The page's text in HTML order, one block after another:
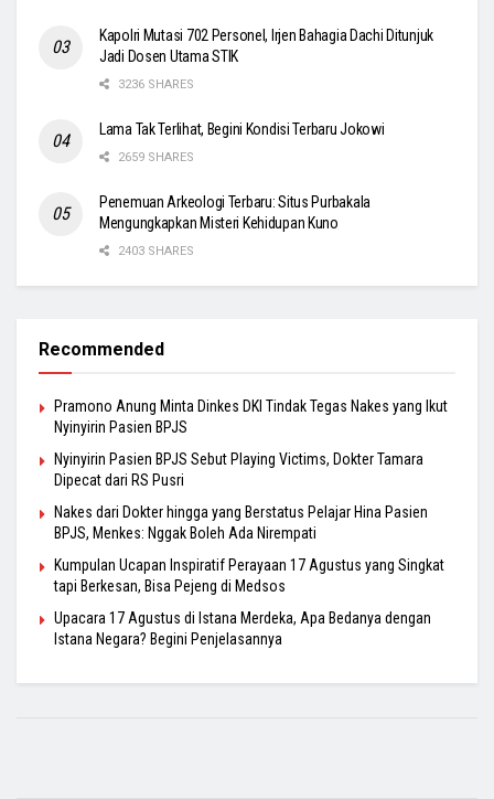
Kapolri Mutasi 702 Personel, Irjen Bahagia Dachi Ditunjuk
Jadi Dosen Utama STIK
3236 SHARES
Lama Tak Terlihat, Begini Kondisi Terbaru Jokowi
2659 SHARES
Penemuan Arkeologi Terbaru: Situs Purbakala
Mengungkapkan Misteri Kehidupan Kuno
2403 SHARES
Recommended
Pramono Anung Minta Dinkes DKI Tindak Tegas Nakes yang Ikut
Nyinyirin Pasien BPJS
Nyinyirin Pasien BPJS Sebut Playing Victims, Dokter Tamara
Dipecat dari RS Pusri
Nakes dari Dokter hingga yang Berstatus Pelajar Hina Pasien
BPJS, Menkes: Nggak Boleh Ada Nirempati
Kumpulan Ucapan Inspiratif Perayaan 17 Agustus yang Singkat
tapi Berkesan, Bisa Pejeng di Medsos
Upacara 17 Agustus di Istana Merdeka, Apa Bedanya dengan
Istana Negara? Begini Penjelasannya